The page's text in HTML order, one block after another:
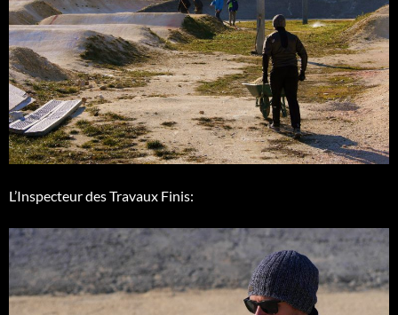
L’Inspecteur des Travaux Finis: